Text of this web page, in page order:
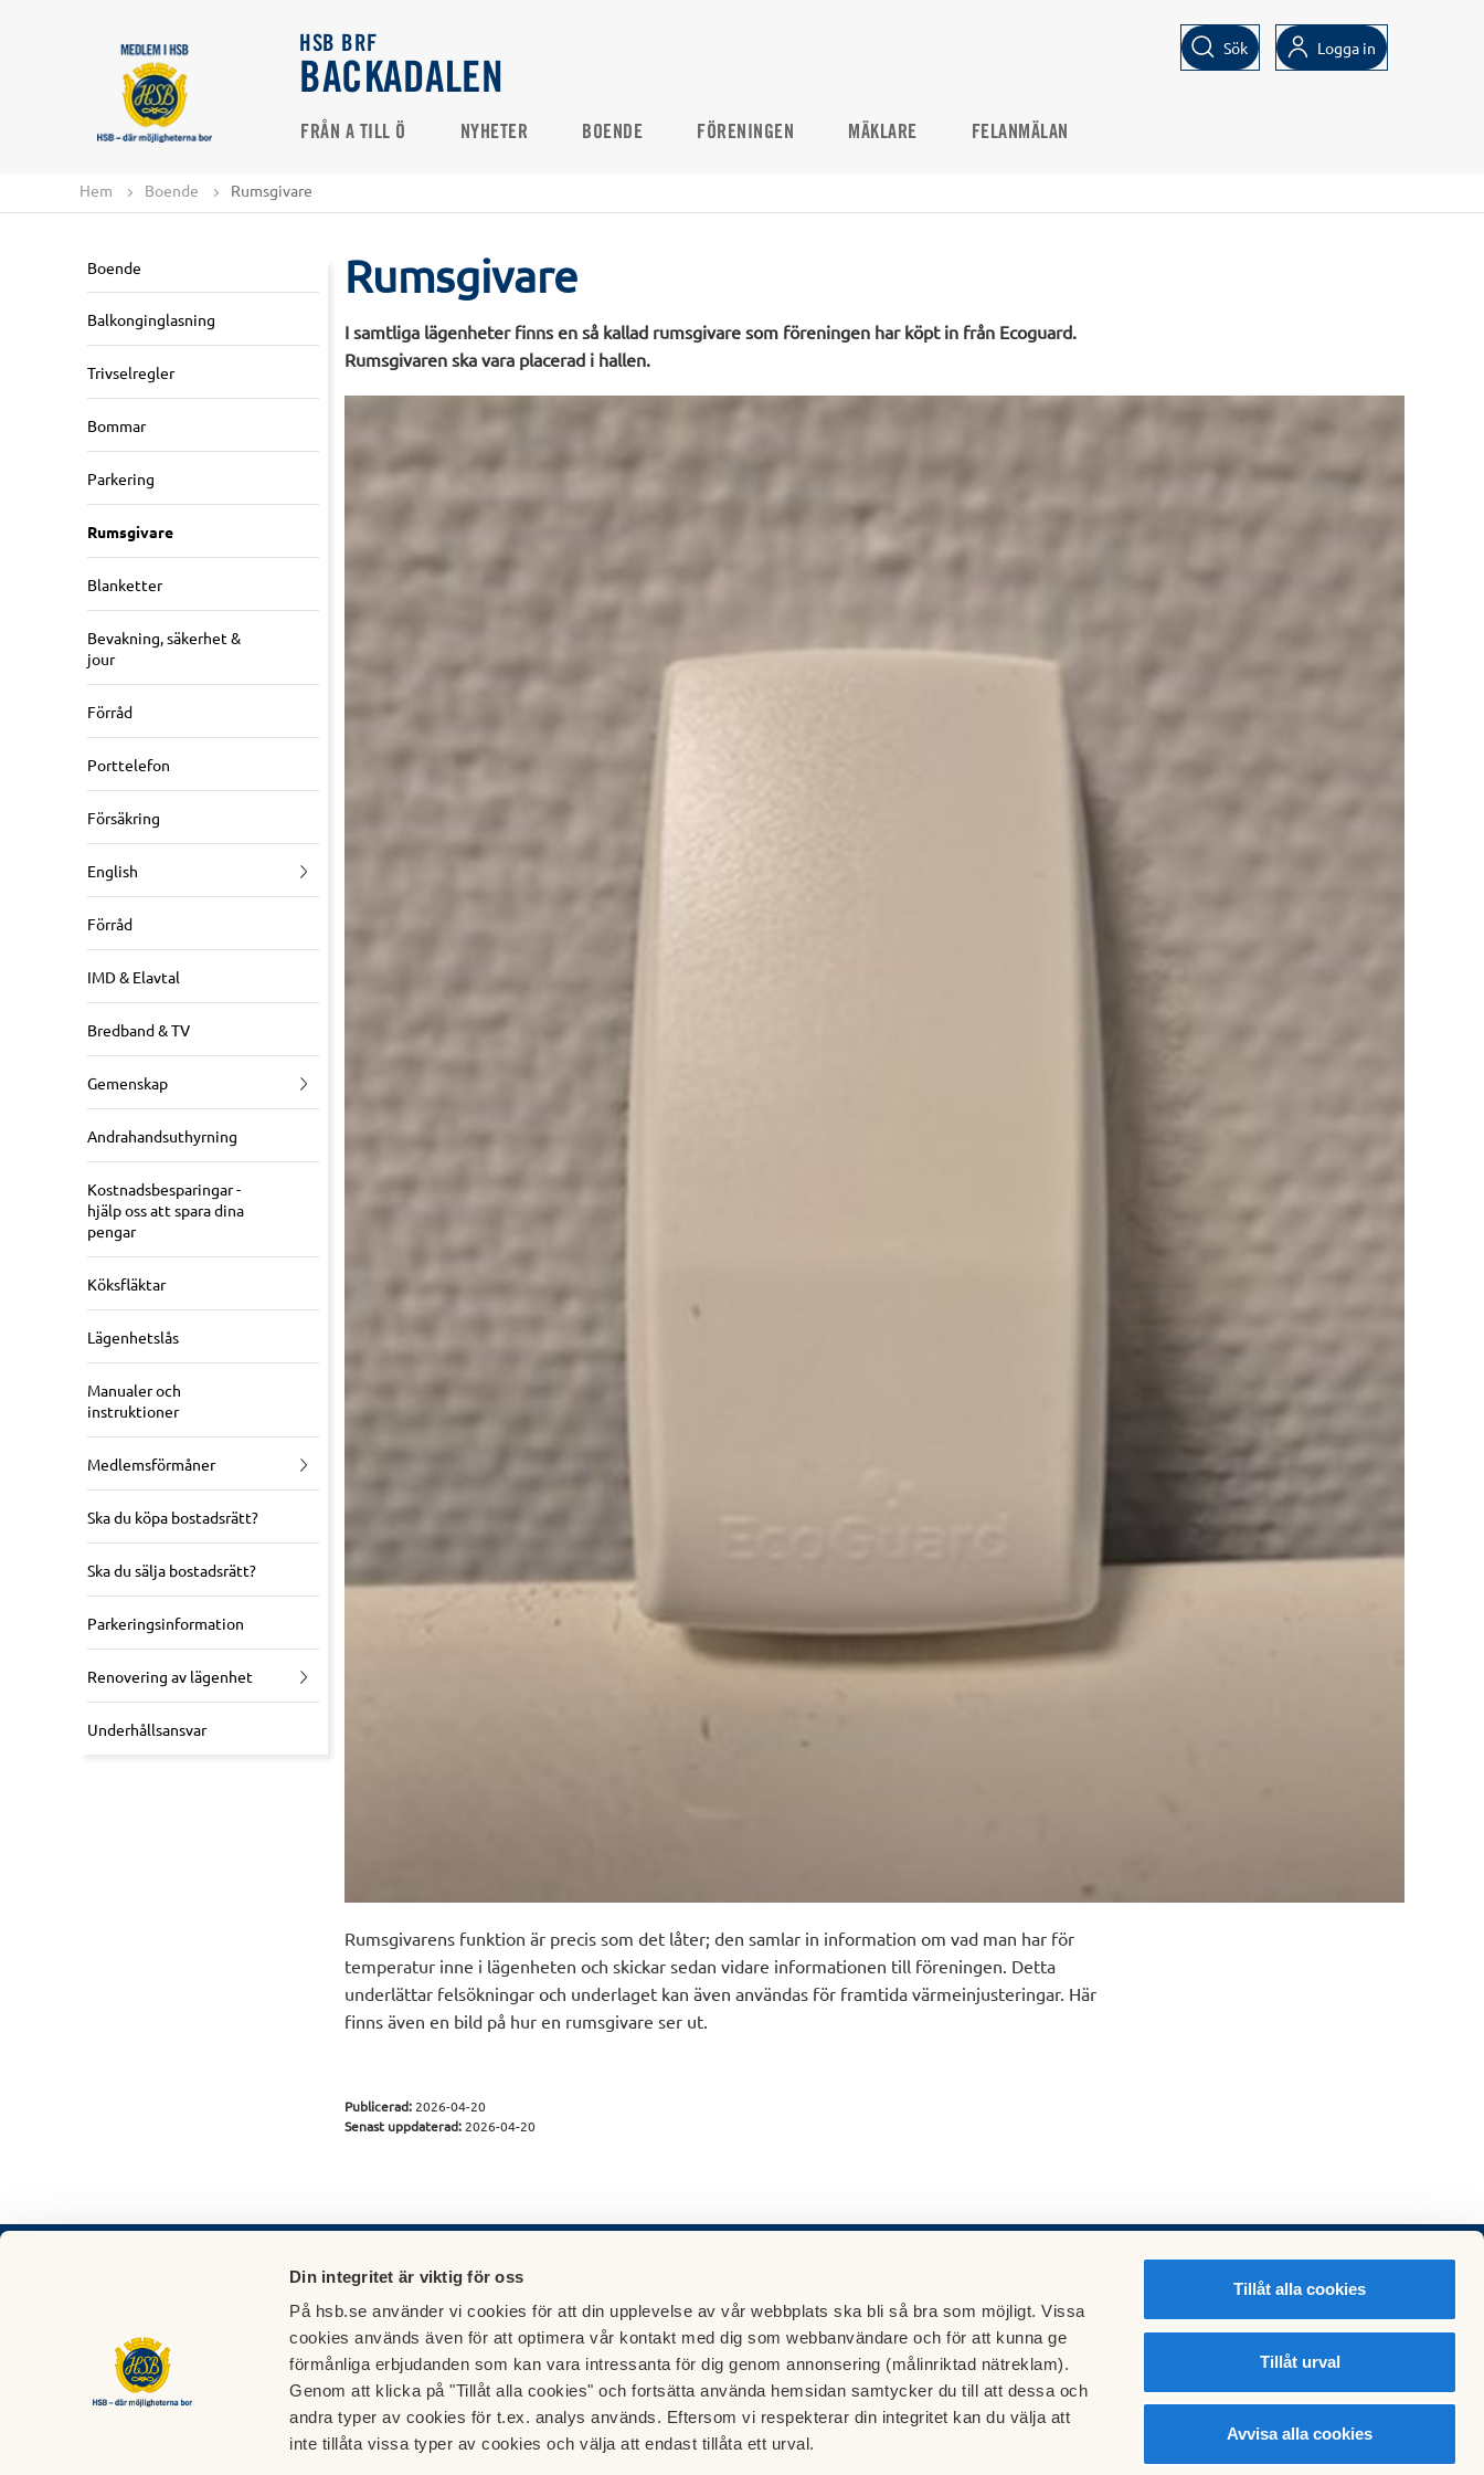
Din integritet är viktig för oss
På hsb.se använder vi cookies för att din upplevelse av vår webbplats ska bli så bra som möjligt. Vissa
cookies används även för att optimera vår kontakt med dig som webbanvändare och för att kunna ge
förmånliga erbjudanden som kan vara intressanta för dig genom annonsering (målinriktad nätreklam).
Genom att klicka på "Tillåt alla cookies" och fortsätta använda hemsidan samtycker du till att dessa och
andra typer av cookies för t.ex. analys används. Eftersom vi respekterar din integritet kan du välja att
inte tillåta vissa typer av cookies och välja att endast tillåta ett urval.
Tillåt alla cookies
Tillåt urval
Avvisa alla cookies
HSB BRF
BACKADALEN
Sök Logga in
FRÅN A TILL Ö NYHETER BOENDE FÖRENINGEN MÄKLARE FELANMÄLAN
Hem Boende Rumsgivare
Boende
Balkonginglasning
Trivselregler
Bommar
Parkering
Rumsgivare
Blanketter
Bevakning, säkerhet &
jour
Förråd
Porttelefon
Försäkring
English
Förråd
IMD & Elavtal
Bredband & TV
Gemenskap
Andrahandsuthyrning
Kostnadsbesparingar -
hjälp oss att spara dina
pengar
Köksfläktar
Lägenhetslås
Manualer och
instruktioner
Medlemsförmåner
Ska du köpa bostadsrätt?
Ska du sälja bostadsrätt?
Parkeringsinformation
Renovering av lägenhet
Underhållsansvar
Rumsgivare
I samtliga lägenheter finns en så kallad rumsgivare som föreningen har köpt in från Ecoguard.
Rumsgivaren ska vara placerad i hallen.
Rumsgivarens funktion är precis som det låter; den samlar in information om vad man har för
temperatur inne i lägenheten och skickar sedan vidare informationen till föreningen. Detta
underlättar felsökningar och underlaget kan även användas för framtida värmeinjusteringar. Här
finns även en bild på hur en rumsgivare ser ut.
Publicerad: 2026-04-20
Senast uppdaterad: 2026-04-20
HSB brf Backadalen - Göteborgs största HSB-förening!
Kontakta oss
Gösta Berlings gata 22 (Styrelseexpedition)
Medlemsträffar ojämna tisdagar kl 1800 - 1900
styrelsen@hsbbackadalen.se
: 010-442 24 24
Postadress
HSB brf Backadalen
Gösta Berlings gata 32 (HSB
Förvaltningskontor)
422 48 Hisings Backa
Besök HSB.se
Läs mer om cookies här
Cookieinställningar
Redigera hemsida